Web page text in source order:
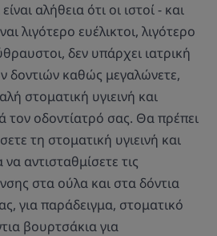
αλήθεια ότι οι ιστοί - και
λιγότερο ευέλικτοι, λιγότερο
δεν υπάρχει ιατρική
δοντιών καθώς μεγαλώνετε,
στοματική υγιεινή και
τον οδοντίατρό σας. Θα πρέπει
τη στοματική υγιεινή και
αντισταθμίσετε τις
στα ούλα και στα δόντια
για παράδειγμα, στοματικό
βουρτσάκια για